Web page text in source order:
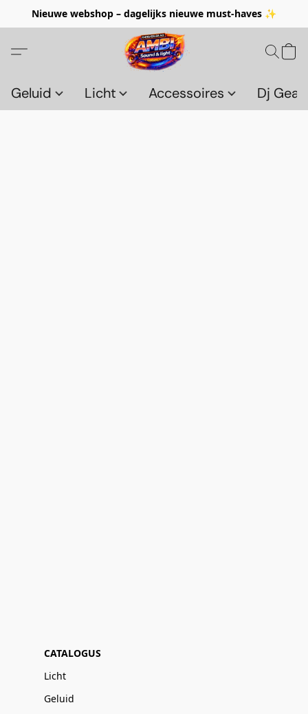
Nieuwe webshop – dagelijks nieuwe must-haves ✨
Geluid Licht Accessoires Dj Gear
CATALOGUS
Licht
Geluid